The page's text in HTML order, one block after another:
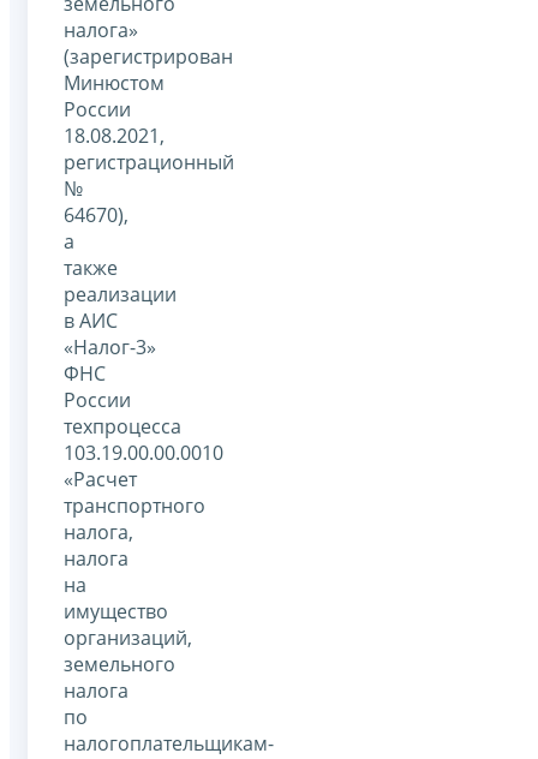
налога»
(зарегистрирован
Минюстом
России
18.08.2021,
регистрационный
№
64670),
а
также
реализации
в АИС
«Налог-3»
ФНС
России
техпроцесса
103.19.00.00.0010
«Расчет
транспортного
налога,
налога
на
имущество
организаций,
земельного
налога
по
налогоплательщикам-